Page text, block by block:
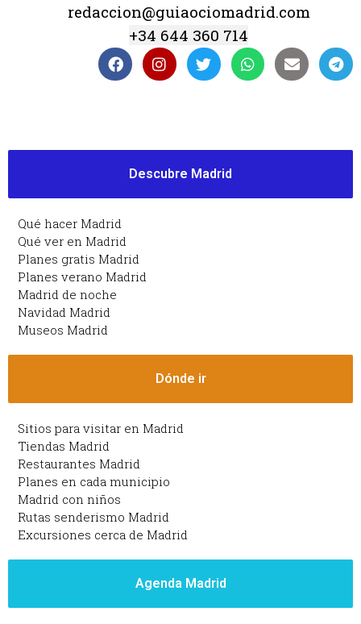
redaccion@guiaociomadrid.com
+34 644 360 714
Descubre Madrid
Qué hacer Madrid
Qué ver en Madrid
Planes gratis Madrid
Planes verano Madrid
Madrid de noche
Navidad Madrid
Museos Madrid
Dónde ir
Sitios para visitar en Madrid
Tiendas Madrid
Restaurantes Madrid
Planes en cada municipio
Madrid con niños
Rutas senderismo Madrid
Excursiones cerca de Madrid
Agenda Madrid